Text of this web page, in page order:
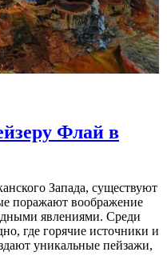
Флай в
Запада, существуют
поражают воображение
явлениями. Среди
где горячие источники и
уникальные пейзажи,